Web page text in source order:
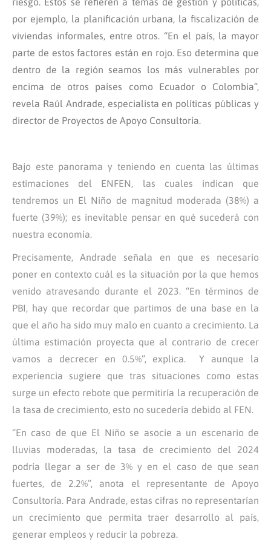
por ejemplo, la planificación urbana, la fiscalización de
viviendas informales, entre otros. “En el país, la mayor
parte de estos factores están en rojo. Eso determina que
dentro de la región seamos los más vulnerables por
encima de otros países como Ecuador o Colombia”,
revela Raúl Andrade, especialista en políticas públicas y
director de Proyectos de Apoyo Consultoría.
Bajo este panorama y teniendo en cuenta las últimas
estimaciones del ENFEN, las cuales indican que
tendremos un El Niño de magnitud moderada (38%) a
fuerte (39%); es inevitable pensar en qué sucederá con
nuestra economía.
Precisamente, Andrade señala en que es necesario
poner en contexto cuál es la situación por la que hemos
venido atravesando durante el 2023. “En términos de
PBI, hay que recordar que partimos de una base en la
que el año ha sido muy malo en cuanto a crecimiento. La
última estimación proyecta que al contrario de crecer
vamos a decrecer en 0.5%”, explica. Y aunque la
experiencia sugiere que tras situaciones como estas
surge un efecto rebote que permitiría la recuperación de
la tasa de crecimiento, esto no sucedería debido al FEN.
“En caso de que El Niño se asocie a un escenario de
lluvias moderadas, la tasa de crecimiento del 2024
podría llegar a ser de 3% y en el caso de que sean
fuertes, de 2.2%”, anota el representante de Apoyo
Consultoría. Para Andrade, estas cifras no representarían
un crecimiento que permita traer desarrollo al país,
generar empleos y reducir la pobreza.